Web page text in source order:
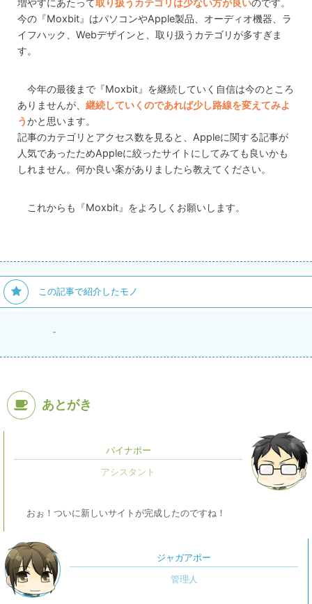
増やすにあたって取り扱うカテゴリは少ない方が良いのです。
今の『Moxbit』はパソコンやApple製品、オーディオ機器、ラ
イフハック、Webデザインと、取り扱うカテゴリが多すぎま
す。
今年の最後まで『Moxbit』を継続していく自信は今のところ
ありませんが、 継続していくのであれば少し路線を変えてみよ
うかと思います。
記事のカテゴリとアクセス数を見ると、Appleに関する記事が
人気であったためAppleに絞ったサイトにしてみても良いかも
しれません。何か良い案がありましたら教えてください。
これからも『Moxbit』をよろしくお願いします。
この記事で紹介したモノ
-
あとがき
パイナポー
おぉ！ついに新しいサイトが完成したのですね！
ジャガアポー